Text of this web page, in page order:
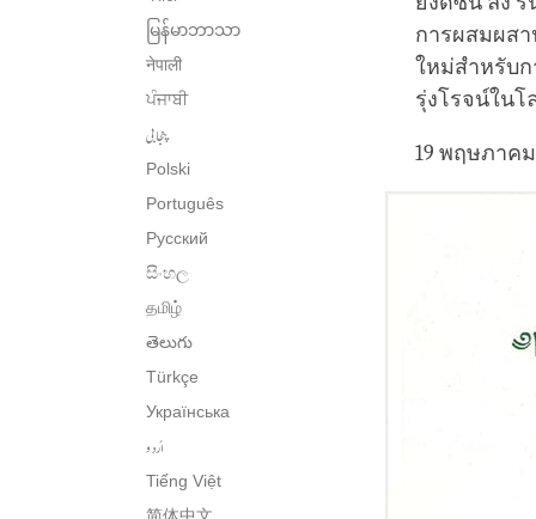
မြန်မာဘာသာ
नेपाली
ਪੰਜਾਬੀ
پنجابی
Polski
Português
Русский
සිංහල
தமிழ்
తెలుగు
Türkçe
Українська
اُردو
Tiếng Việt
简体中文
การผสมผส
ใหม่สำหรับ
รุ่งโรจน์ใน
19 พฤษภาคม